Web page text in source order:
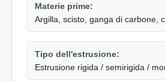
Materie prime:
Argilla, scisto, ganga di carbone,
Tipo dell'estrusione:
Estrusione rigida / semirigida /